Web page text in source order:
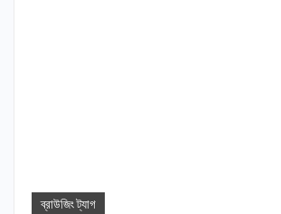
ব্রাউজিং ট্যাগ